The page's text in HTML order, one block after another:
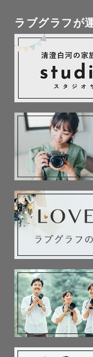
《兵庫》
▸▸▸ 播磨エリア全
▸▸▸ 神戸市（西区
《岡山》
▸▸▸ 県南エリア（
【上記エリア以外
LINE」にてご相談
▫️ラブグラフ撮影
※通常、指名料
※みてねのご依頼
ださい。
①ラブグラフによ
影風景やお写真公
②ラブグラフの撮
ラブグラフが